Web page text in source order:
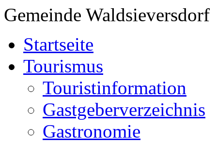
Gemeinde Waldsieversdorf
Startseite
Tourismus
Touristinformation
Gastgeberverzeichnis
Gastronomie